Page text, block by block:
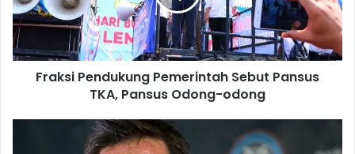
i
P
e
n
Fraksi Pendukung Pemerintah Sebut Pansus
TKA, Pansus Odong-odong